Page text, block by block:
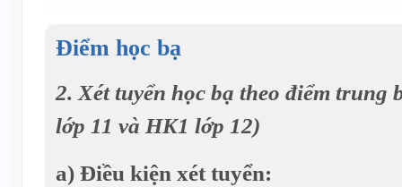
Điểm học bạ
2. Xét tuyển học bạ theo điểm trung
lớp 11 và HK1 lớp 12)
a) Điều kiện xét tuyển: